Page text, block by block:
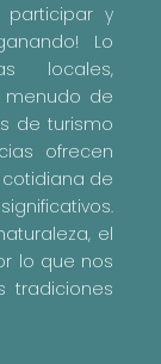
y
Lo
locales,
menudo de
de turismo
ofrecen
cotidiana de
el
lo que nos
tradiciones